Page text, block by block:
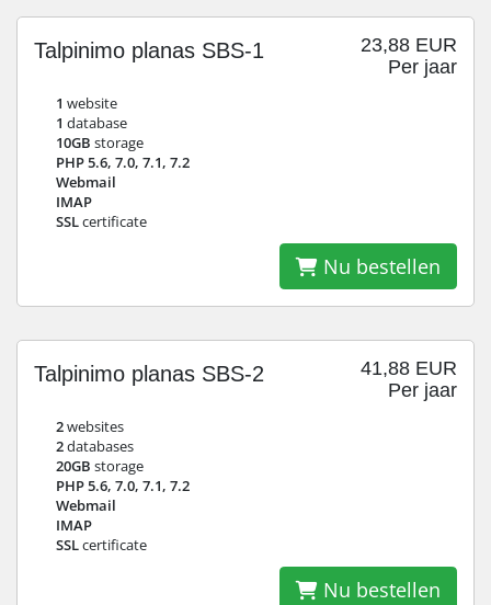
23,88 EUR
Per jaar
Talpinimo planas SBS-1
1 website
1 database
10GB storage
PHP 5.6, 7.0, 7.1, 7.2
Webmail
IMAP
SSLcertificate
Nu bestellen
41,88 EUR
Per jaar
Talpinimo planas SBS-2
2websites
2databases
20GB storage
PHP 5.6, 7.0, 7.1, 7.2
Webmail
IMAP
SSLcertificate
Nu bestellen